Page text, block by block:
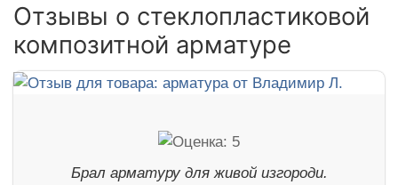
Отзывы о стеклопластиковой
композитной арматуре
Брал арматуру для живой изгороди.